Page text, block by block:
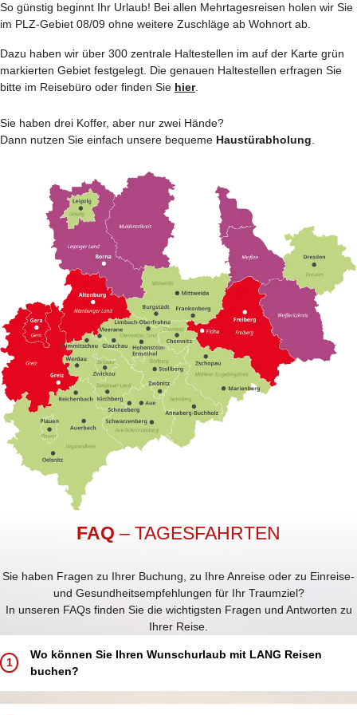
So günstig beginnt Ihr Urlaub! Bei allen Mehrtages­reisen holen wir Sie
im PLZ-Gebiet 08/09 ohne weitere Zuschläge ab Wohnort ab.
Dazu haben wir über 300 zentrale Haltestellen im auf der Karte grün
markierten Gebiet festgelegt. Die genauen Haltestellen erfragen Sie
bitte im Reisebüro oder finden Sie hier.
Sie haben drei Koffer, aber nur zwei Hände?
Dann nutzen Sie einfach unsere bequeme Haustürabholung.
FAQ – TAGESFAHRTEN
Sie haben Fragen zu Ihrer Buchung, zu Ihre Anreise oder zu Einreise-
und Gesundheitsempfehlungen für Ihr Traumziel?
In unseren FAQs finden Sie die wichtigsten Fragen und Antworten zu
Ihrer Reise.
1
Wo können Sie Ihren Wunschurlaub mit LANG Reisen
buchen?
Buchen Sie Ihren Traumurlaub ganz einfach und bequem: